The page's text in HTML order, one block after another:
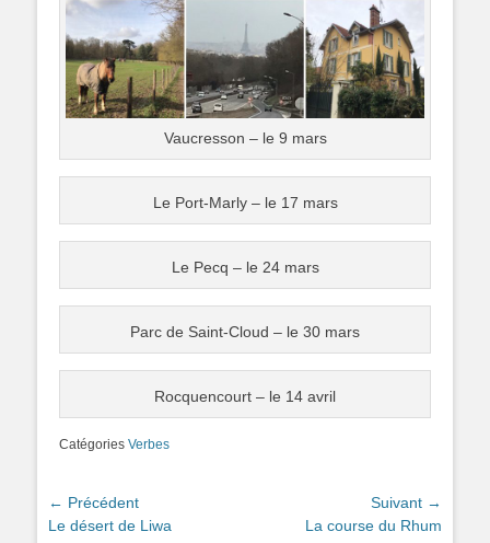
Vaucresson – le 9 mars
Le Port-Marly – le 17 mars
Le Pecq – le 24 mars
Parc de Saint-Cloud – le 30 mars
Rocquencourt – le 14 avril
Catégories Verbes
Navigation
de
← Précédent
Article
Le désert de Liwa
Suivant →
La course du Rhum